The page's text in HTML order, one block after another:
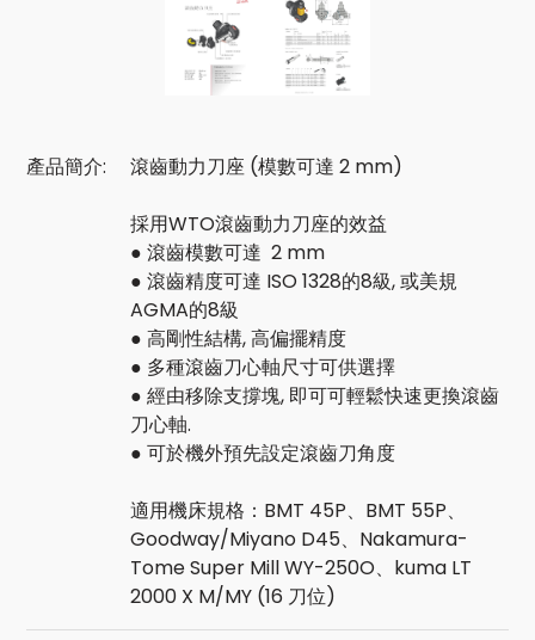
產品簡介: 滾齒動力刀座 (模數可達 2 mm)
採用WTO滾齒動力刀座的效益
● 滾齒模數可達 2 mm
● 滾齒精度可達 ISO 1328的8級, 或美規
AGMA的8級
● 高剛性結構, 高偏擺精度
● 多種滾齒刀心軸尺寸可供選擇
● 經由移除支撐塊, 即可可輕鬆快速更換滾齒
刀心軸.
● 可於機外預先設定滾齒刀角度
適用機床規格：BMT 45P、BMT 55P、
Goodway/Miyano D45、Nakamura-
Tome Super Mill WY-250O、kuma LT
2000 X M/MY (16 刀位)